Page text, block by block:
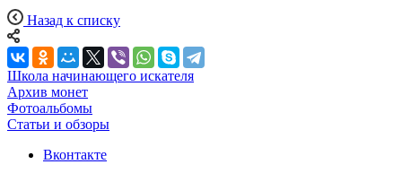
Назад к списку
Школа начинающего искателя
Архив монет
Фотоальбомы
Статьи и обзоры
Вконтакте